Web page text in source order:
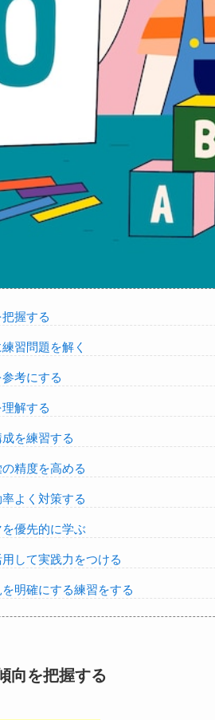
握する
習問題を解く
考にする
解する
を練習する
精度を高める
よく対策する
優先的に学ぶ
して実践力をつける
明確にする練習をする
向を把握する